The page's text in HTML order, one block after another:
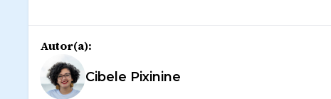
Autor(a):
Cibele Pixinine